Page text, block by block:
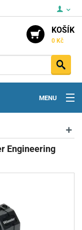
KOŠÍK
0 Kč
MENU
Engineering